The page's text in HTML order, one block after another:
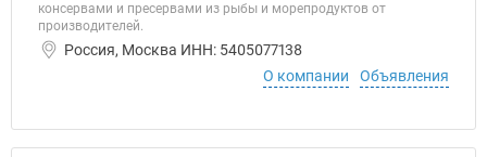
консервами и пресервами из рыбы и морепродуктов от
производителей.
Россия, Москва ИНН: 5405077138
О компании
Объявления